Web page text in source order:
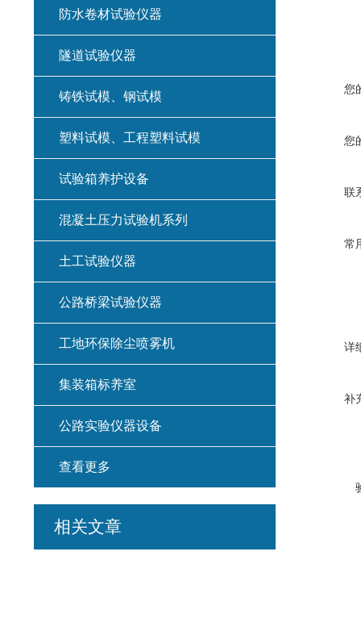
您
您
联
常
详
补
防水卷材试验仪器
隧道试验仪器
铸铁试模、钢试模
塑料试模、工程塑料试模
试验箱养护设备
混凝土压力试验机系列
土工试验仪器
公路桥梁试验仪器
工地环保除尘喷雾机
集装箱标养室
公路实验仪器设备
查看更多
相关文章